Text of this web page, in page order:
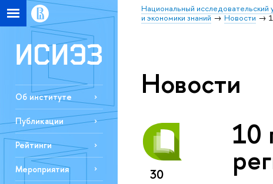
Национальный исследовательский
и экономики знаний
Новости
Об институте
Публикации
Рейтинги
Мероприятия
Новости
30
10